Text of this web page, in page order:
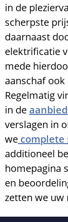
in de
scherpste
daarnaast
elektrificatie
mede
aanschaf
Regelmatig
in de
verslagen in
we complete
additioneel
homepagina
en
zetten we uw